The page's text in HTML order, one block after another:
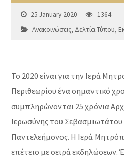
25 January 2020
1364
Ανακοινώσεις, Δελτία Τύπου,
Το 2020 είναι για την Ιερά
Περιθεωρίου ένα σημαντικό
συμπληρώνονται 25 χρόνια
Ιερωσύνης του
Παντελεήμονος. Η Ιερά
επέτειο με σειρά εκδηλώσεων.